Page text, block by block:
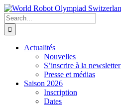
Skip
to
content
Search
for:
Actualités
Nouvelles
S’inscrire à la newsletter
Presse et médias
Saison 2026
Inscription
Dates